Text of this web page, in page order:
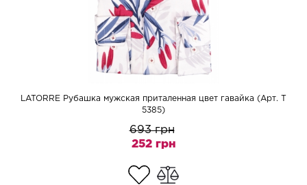
LATORRE Рубашка мужская приталенная цвет гавайка (Арт. T
5385)
693 грн
252 грн